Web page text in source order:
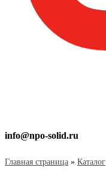
info@npo-solid.ru
Главная страница » Каталог